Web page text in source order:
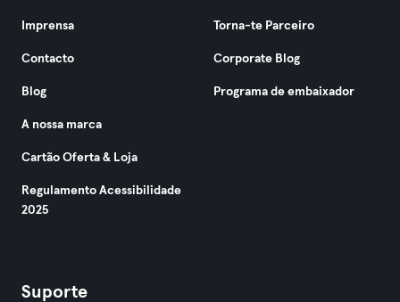
Imprensa
Contacto
Blog
A nossa marca
Cartão Oferta & Loja
Regulamento Acessibilidade
2025
Torna-te Parceiro
Corporate Blog
Programa de embaixador
Suporte